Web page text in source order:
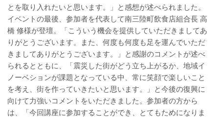
とを取り入れたいと思います。」と感想が述べられました。
イベントの最後、参加者を代表して南三陸町飲食店組合長 高
橋 修様が登壇。「こういう機会を提供していただきましてあ
りがとうございます。また、何度も何度も足を運んでいただ
きましてありがとうございます。」と感謝のコメントが述べ
られるとともに、「震災した街がどう立ち上がるか、地域イ
ノーベションが課題となっている中、常に笑顔で楽しいこと
を考え、街を作っていきたいと思います。」と今後の復興に
向けて力強いコメントをいただきました。参加者の方から
は、「今回講座に参加することができ、とてもためになりま